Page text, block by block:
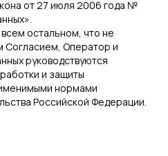
от 27 июля 2006 года №
остальном, что не
Согласием, Оператор и
руководствуются
и защиты
нормами
Российской Федерации.